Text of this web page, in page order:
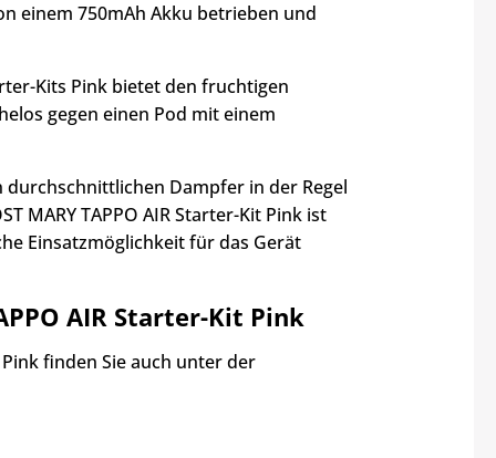
einem 750mAh Akku betrieben und
Kits Pink bietet den fruchtigen
gegen einen Pod mit einem
durchschnittlichen Dampfer in der Regel
MARY TAPPO AIR Starter-Kit Pink ist
Einsatzmöglichkeit für das Gerät
AIR Starter-Kit Pink
Pink finden Sie auch unter der